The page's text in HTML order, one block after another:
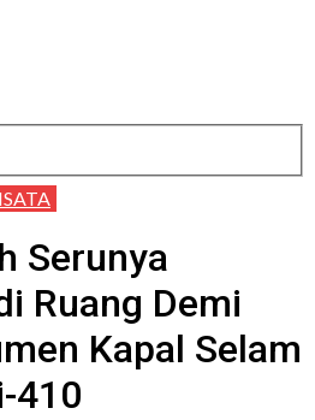
Serunya
Ruang Demi
Kapal Selam
410